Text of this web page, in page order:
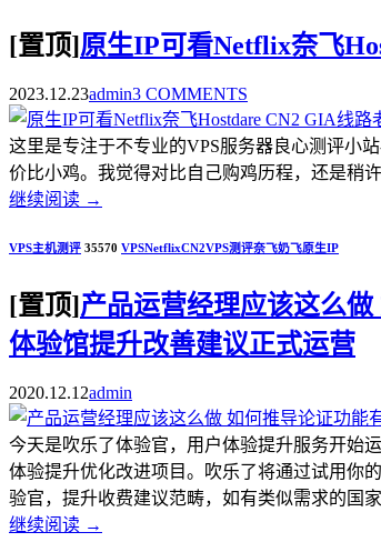
[置顶]原生IP可看Netflix奈飞
2023.12.23admin3 COMMENTS
这里是专注于不专业的VPS服务器良心测评小
价比小鸡。我觉得对比自己购鸡历程，还是稍
继续阅读 →
VPS主机测评 35570 VPSNetflixCN2VPS测评奈飞奶飞原生IP
[置顶]产品运营经理应该这么
体验馆提升改善建议正式运营
2020.12.12admin
今天是吹乐了体验官，用户体验提升服务开始
体验提升优化改进项目。吹乐了将通过试用你
验官，提升收费建议范畴，如有类似需求的国
继续阅读 →